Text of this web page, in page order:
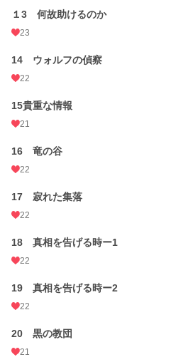
１3 何故助けるのか
23
14 ウォルフの偵察
22
15貴重な情報
21
16 竜の谷
22
17 寂れた集落
22
18 真相を告げる時ー1
22
19 真相を告げる時ー2
22
20 黒の教団
21